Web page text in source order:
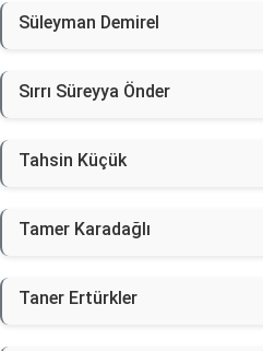
Süleyman Demirel
Sırrı Süreyya Önder
Tahsin Küçük
Tamer Karadağlı
Taner Ertürkler